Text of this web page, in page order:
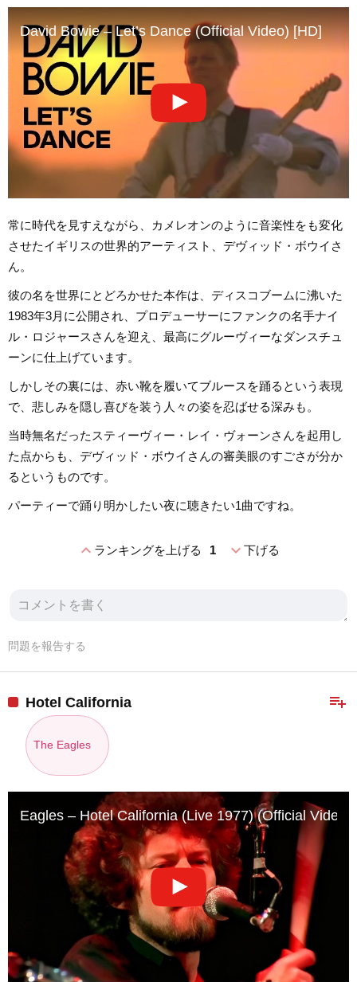
David Bowie – Let’s Dance (Official Video) [HD]
常に時代を見すえながら、カメレオンのように音楽性をも変化
させたイギリスの世界的アーティスト、デヴィッド・ボウイさ
ん。
彼の名を世界にとどろかせた本作は、ディスコブームに沸いた
1983年3月に公開され、プロデューサーにファンクの名手ナイ
ル・ロジャースさんを迎え、最高にグルーヴィーなダンスチュ
ーンに仕上げています。
しかしその裏には、赤い靴を履いてブルースを踊るという表現
で、悲しみを隠し喜びを装う人々の姿を忍ばせる深みも。
当時無名だったスティーヴィー・レイ・ヴォーンさんを起用し
た点からも、デヴィッド・ボウイさんの審美眼のすごさが分か
るというものです。
パーティーで踊り明かしたい夜に聴きたい1曲ですね。
expand_lessランキングを上げる 1 expand_more下げる
問題を報告する
playlist_add
Hotel California
The Eagles
Eagles – Hotel California (Live 1977) (Official Video)